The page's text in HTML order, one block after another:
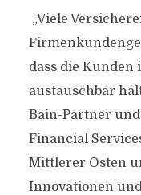
„Viele
dass die
austauschbar
Bain-Partner
Financial
Mittlerer Osten
Innovationen